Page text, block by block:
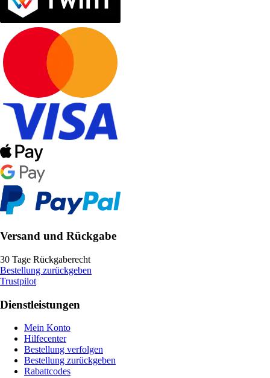
Versand und Rückgabe
30 Tage Rückgaberecht
Bestellung zurückgeben
Trustpilot
Dienstleistungen
Mein Konto
Hilfecenter
Bestellung verfolgen
Bestellung zurückgeben
Rabattcodes